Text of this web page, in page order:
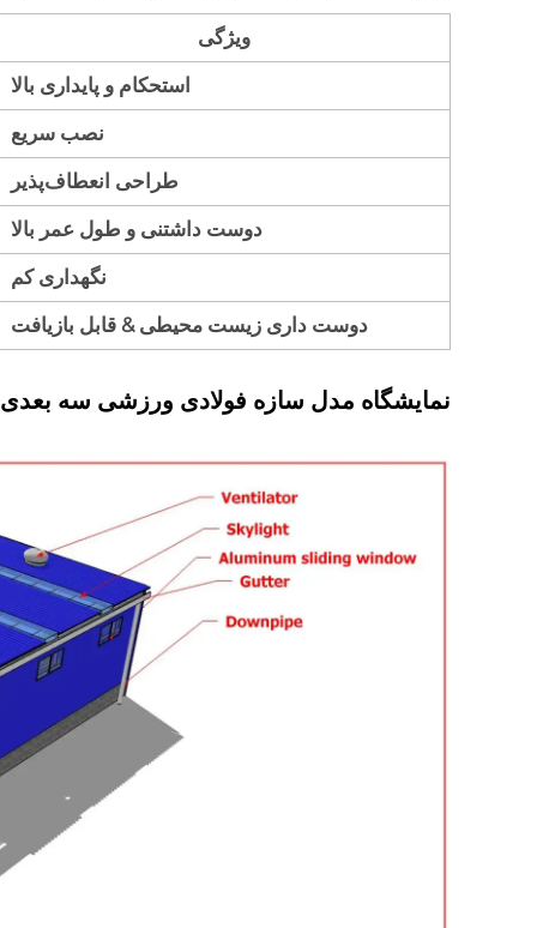
ویژگی
استحکام و پایداری بالا
نصب سریع
طراحی انعطاف‌پذیر
دوست داشتنی و طول عمر بالا
نگهداری کم
دوست داری زیست محیطی & قابل بازیافت
نمایشگاه مدل سازه فولادی ورزشی سه بعدی